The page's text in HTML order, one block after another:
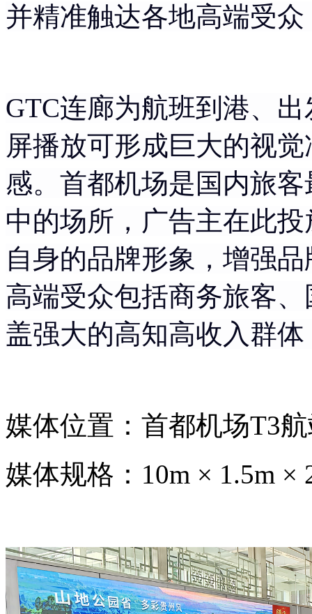
并精准触达各地高端受
GTC连廊为航班到港、
屏播放可形成巨大的视
感。首都机场是国内旅
中的场所，广告主在此
自身的品牌形象，增强
高端受众包括商务旅客
盖强大的高知高收入群
媒体位置：首都机场T3
媒体规格：10m × 1.5m ×